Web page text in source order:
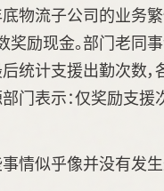
物流子公司的业务
励现金。部门老同
统计支援出勤次数
门表示：仅奖励支
情似乎像并没有发生